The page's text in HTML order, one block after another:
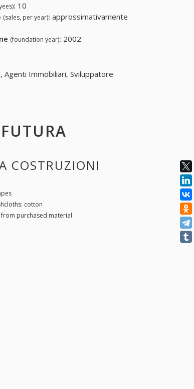
: 10
(sales, per year): approssimativamente
(foundation year): 2002
Agenti Immobiliari, Sviluppatore
COSTRUZIONI
cotton
purchased material